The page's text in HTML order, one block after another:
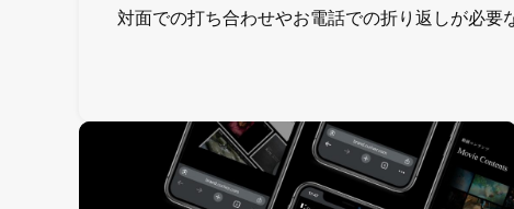
対面での打ち合わせやお電話での折り返しが必要